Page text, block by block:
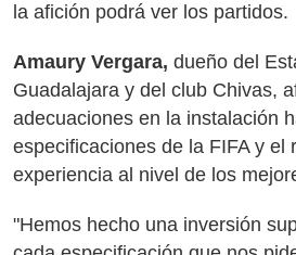
la afición podrá ver los partidos.
Amaury Vergara, dueño del
Guadalajara y del club Chivas,
adecuaciones en la instalación
especificaciones de la FIFA y el
experiencia al nivel de los
"Hemos hecho una inversión